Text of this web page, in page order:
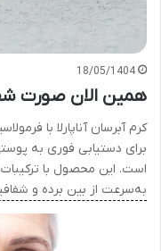
18/05/1404
همین الان صورت
کرم آبرسان آناپارلا با
برای دستیابی فوری به
است. این محصول با
به‌سرعت از بین برده و